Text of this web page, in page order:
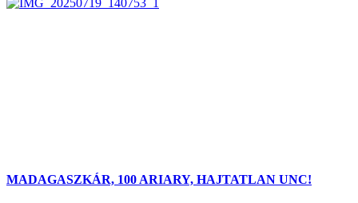
MADAGASZKÁR, 100 ARIARY, HAJTATLAN UNC!